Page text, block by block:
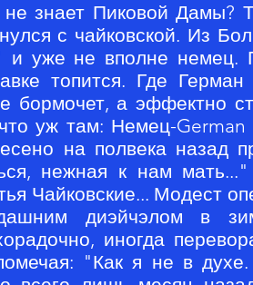
знает Пиковой Дамы?
с чайковской. Из
и уже не вполне немец.
топится. Где
а эффектно
уж там: Немец-
на полвека назад
нежная к нам
Чайковские... Модест
диэйчэлом в
иногда
"Как я не в